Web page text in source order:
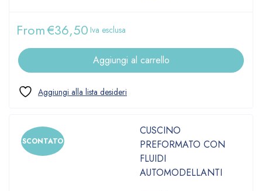
From€36,50 Iva esclusa
Aggiungi al carrello
SCONTATO
CUSCINO
PREFORMATO CON
FLUIDI
AUTOMODELLANTI